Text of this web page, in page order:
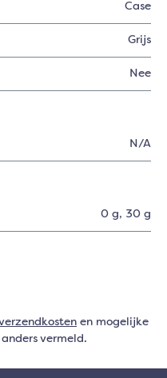
Case
Grijs
Nee
N/A
0 g, 30 g
en mogelijke
vermeld.